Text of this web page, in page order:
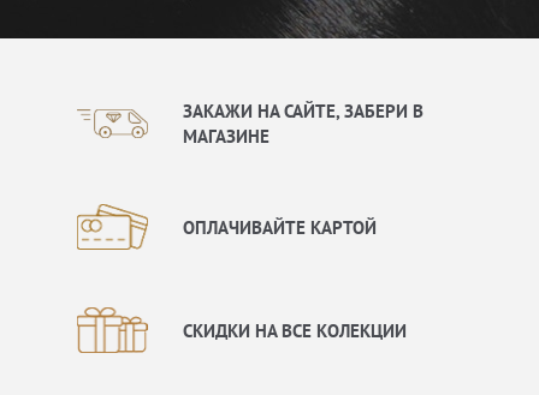
ЗАКАЖИ НА САЙТЕ, ЗАБЕРИ В
МАГАЗИНЕ
ОПЛАЧИВАЙТЕ КАРТОЙ
СКИДКИ НА ВСЕ КОЛЕКЦИИ